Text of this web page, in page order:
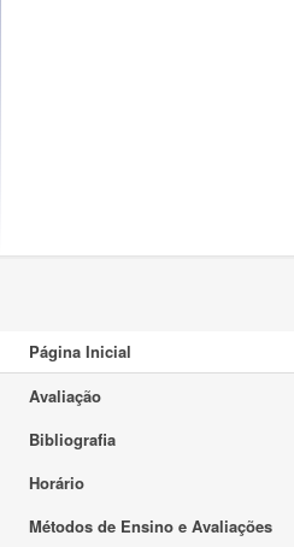
Página Inicial
Avaliação
Bibliografia
Horário
Métodos de Ensino e Avaliações